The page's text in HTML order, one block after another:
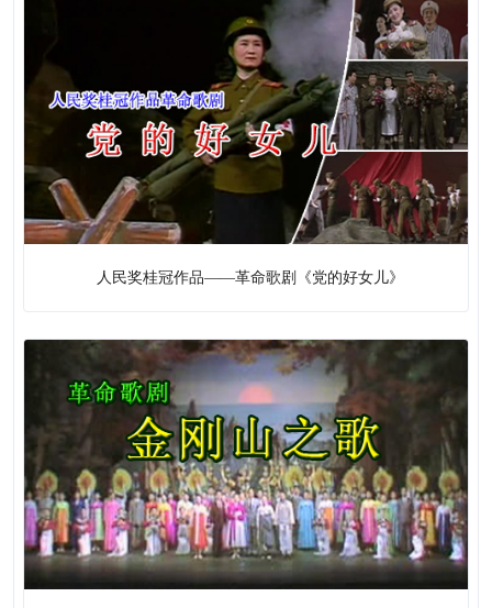
人民奖桂冠作品——革命歌剧《党的好女儿》